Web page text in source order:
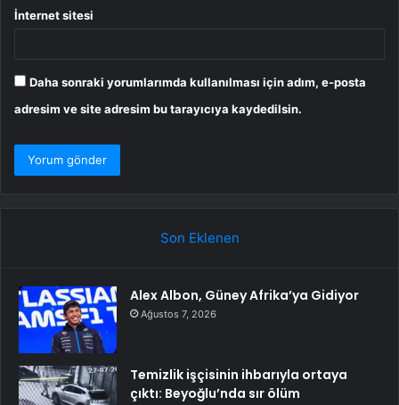
İnternet sitesi
Daha sonraki yorumlarımda kullanılması için adım, e-posta
adresim ve site adresim bu tarayıcıya kaydedilsin.
Son Eklenen
Alex Albon, Güney Afrika’ya Gidiyor
Ağustos 7, 2026
Temizlik işçisinin ihbarıyla ortaya
çıktı: Beyoğlu’nda sır ölüm